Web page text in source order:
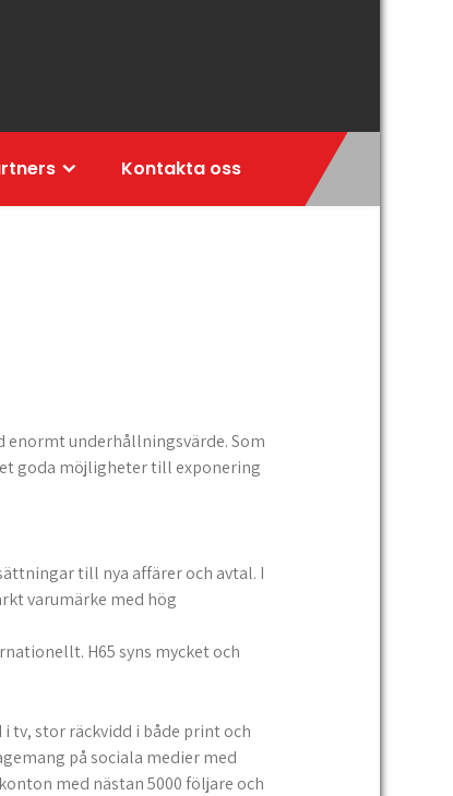
Kontakta oss
underhållningsvärde. Som
goda möjligheter till exponering
till nya affärer och avtal. I
varumärke med hög
H65 syns mycket och
tv, stor räckvidd i både print och
på sociala medier med
med nästan 5000 följare och